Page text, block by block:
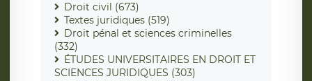
Droit civil (673)
Textes juridiques (519)
Droit pénal et sciences criminelles
(332)
ÉTUDES UNIVERSITAIRES EN DROIT ET
SCIENCES JURIDIQUES (303)